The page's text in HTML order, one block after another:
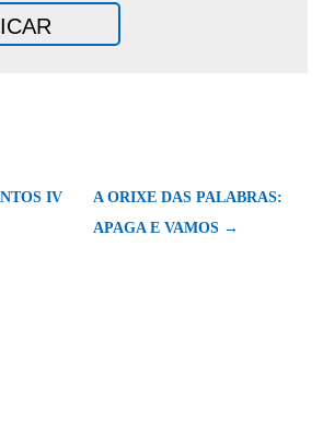
IV
A ORIXE DAS PALABRAS:
APAGA E VAMOS →